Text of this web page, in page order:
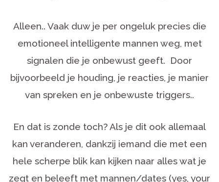
Alleen.. Vaak duw je per ongeluk precies die
emotioneel intelligente mannen weg, met
signalen die je onbewust geeft. Door
bijvoorbeeld je houding, je reacties, je manier
van spreken en je onbewuste triggers..
En dat is zonde toch? Als je dit ook allemaal
kan veranderen, dankzij iemand die met een
hele scherpe blik kan kijken naar alles wat je
zegt en beleeft met mannen/dates (yes, your